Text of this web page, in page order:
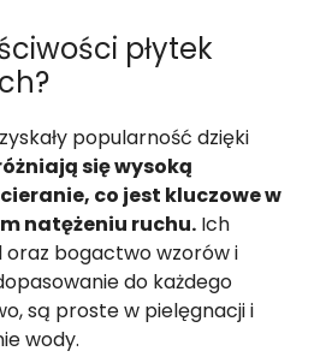
płytek
popularność dzięki
się wysoką
co jest kluczowe w
natężeniu ruchu. Ich
bogactwo wzorów i
do każdego
są proste w pielęgnacji i
wody.